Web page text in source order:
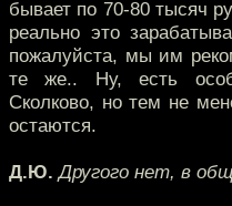
бывает по 70-80 тысяч
реально это
пожалуйста, мы им
те же.. Ну, есть
Сколково, но тем не
остаются.
Д.Ю. Другого нет, в